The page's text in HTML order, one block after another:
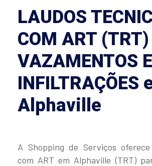
LAUDOS
COM ART
VAZAMENTOS E
INFILTRAÇÕES
Alphaville
A Shopping de Serviços
com ART em Alphaville (TRT)